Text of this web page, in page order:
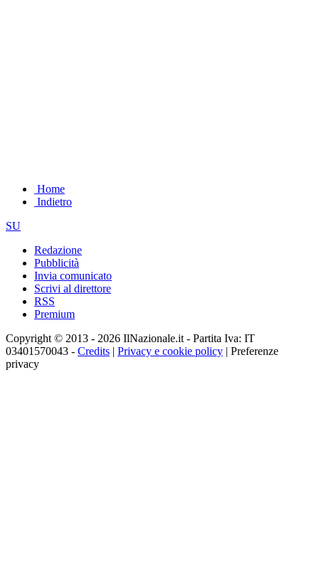
Home
Indietro
SU
Redazione
Pubblicità
Invia comunicato
Scrivi al direttore
RSS
Premium
Copyright © 2013 - 2026 IlNazionale.it - Partita Iva: IT
03401570043 - Credits | Privacy e cookie policy | Preferenze
privacy